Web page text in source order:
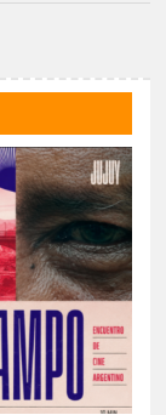
jujeño Hernán
se